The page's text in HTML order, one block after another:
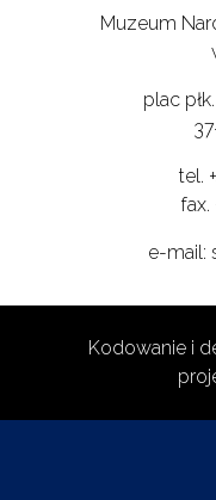
Muzeum
plac
tel.
fax.
e-mail:
Kodowanie i